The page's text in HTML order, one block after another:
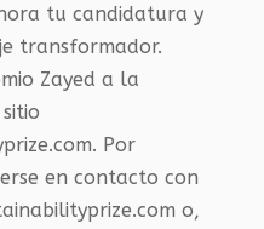
tu candidatura y
transformador.
Zayed a la
Por
en contacto con
o,